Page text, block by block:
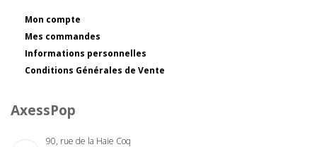
Mon compte
Mes commandes
Informations personnelles
Conditions Générales de Vente
AxessPop
90, rue de la Haie Coq